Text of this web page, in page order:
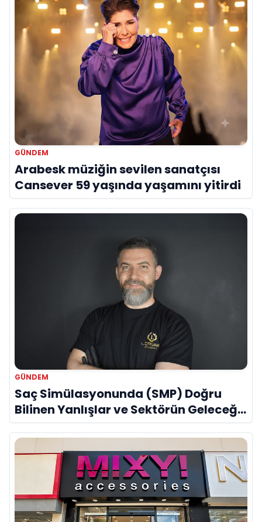
GÜNDEM
Arabesk müziğin sevilen sanatçısı
Cansever 59 yaşında yaşamını yitirdi
GÜNDEM
Saç Simülasyonunda (SMP) Doğru
Bilinen Yanlışlar ve Sektörün Geleceği:
Onur Akdeniz ile Özel Röportaj